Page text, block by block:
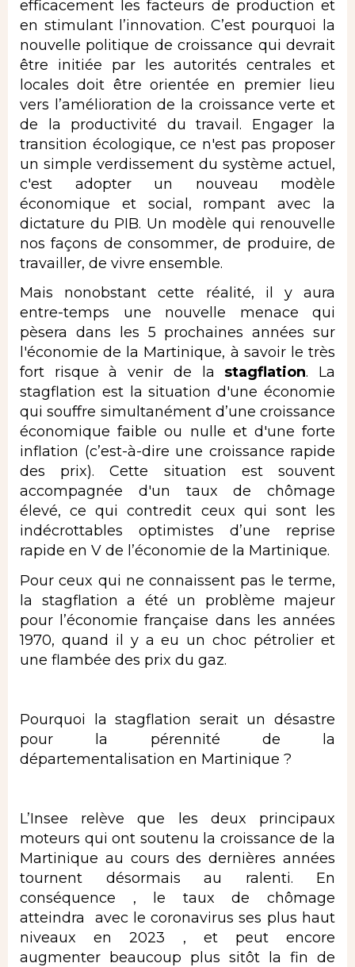
efficacement les facteurs de production et
en stimulant l’innovation. C’est pourquoi la
nouvelle politique de croissance qui devrait
être initiée par les autorités centrales et
locales doit être orientée en premier lieu
vers l’amélioration de la croissance verte et
de la productivité du travail. Engager la
transition écologique, ce n'est pas proposer
un simple verdissement du système actuel,
c'est adopter un nouveau modèle
économique et social, rompant avec la
dictature du PIB. Un modèle qui renouvelle
nos façons de consommer, de produire, de
travailler, de vivre ensemble.
Mais nonobstant cette réalité, il y aura
entre-temps une nouvelle menace qui
pèsera dans les 5 prochaines années sur
l'économie de la Martinique, à savoir le très
fort risque à venir de la stagflation. La
stagflation est la situation d'une économie
qui souffre simultanément d’une croissance
économique faible ou nulle et d'une forte
inflation (c’est-à-dire une croissance rapide
des prix). Cette situation est souvent
accompagnée d'un taux de chômage
élevé, ce qui contredit ceux qui sont les
indécrottables optimistes d’une reprise
rapide en V de l’économie de la Martinique.
Pour ceux qui ne connaissent pas le terme,
la stagflation a été un problème majeur
pour l’économie française dans les années
1970, quand il y a eu un choc pétrolier et
une flambée des prix du gaz.
Pourquoi la stagflation serait un désastre
pour la pérennité de la
départementalisation en Martinique ?
L’Insee relève que les deux principaux
moteurs qui ont soutenu la croissance de la
Martinique au cours des dernières années
tournent désormais au ralenti. En
conséquence , le taux de chômage
atteindra avec le coronavirus ses plus haut
niveaux en 2023 , et peut encore
augmenter beaucoup plus sitôt la fin de